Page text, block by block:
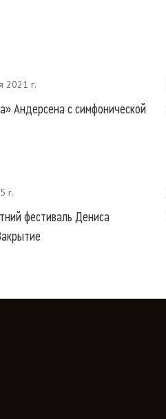
2021 г.
Андерсена с симфонической
г.
фестиваль Дениса